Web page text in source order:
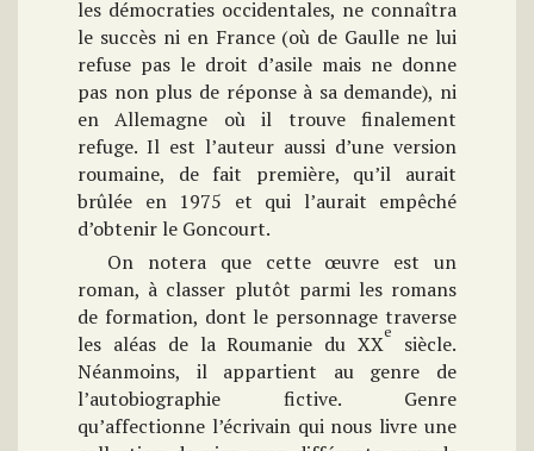
les démocraties occidentales, ne connaîtra
le succès ni en France (où de Gaulle ne lui
refuse pas le droit d’asile mais ne donne
pas non plus de réponse à sa demande), ni
en Allemagne où il trouve finalement
refuge. Il est l’auteur aussi d’une version
roumaine, de fait première, qu’il aurait
brûlée en 1975 et qui l’aurait empêché
d’obtenir le Goncourt.
On notera que cette œuvre est un
roman, à classer plutôt parmi les romans
de formation, dont le personnage traverse
les aléas de la Roumanie du XXe
siècle.
Néanmoins, il appartient au genre de
l’autobiographie fictive. Genre
qu’affectionne l’écrivain qui nous livre une